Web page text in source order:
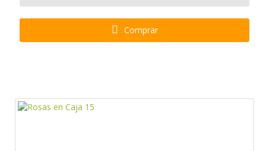
Comprar